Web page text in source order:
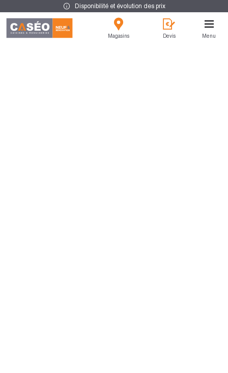
Disponibilité et évolution des prix
Magasins Devis Menu